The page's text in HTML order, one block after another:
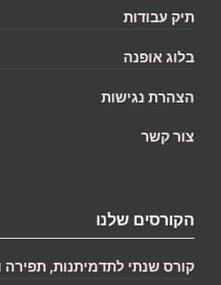
תיק עבודות
בלוג אופנה
הצהרת נגישות
צור קשר
הקורסים שלנו
קורס שנתי לתדמיתנות, תפירה